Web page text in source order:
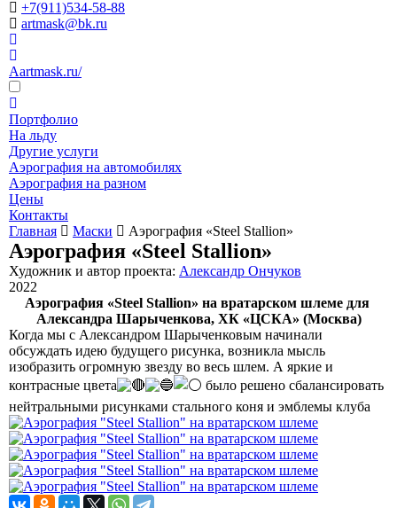
+7(911)534-58-88
artmask@bk.ru
Aartmask.ru/
Портфолио
На льду
Другие услуги
Аэрография на автомобилях
Аэрография на разном
Цены
Контакты
Главная
Маски Аэрография «Steel Stallion»
Аэрография «Steel Stallion»
Художник и автор проекта: Александр Ончуков
2022
Аэрография «Steel Stallion» на вратарском шлеме для
Александра Шарыченкова, ХК «ЦСКА» (Москва)
Когда мы с Александром Шарыченковым начинали
обсуждать идею будущего рисунка, возникла мысль
изобразить огромную звезду во весь шлем. А яркие и
контрасные цвета
было решено сбалансировать
нейтральными рисунками стального коня и эмблемы клуба